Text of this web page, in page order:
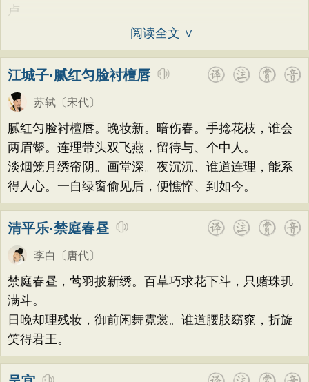
卢
阅读全文 ∨
江城子·腻红匀脸衬檀唇
苏轼 〔宋代〕
腻红匀脸衬檀唇。晚妆新。暗伤春。手捻花枝，谁会
两眉颦。连理带头双飞燕，留待与、个中人。
淡烟笼月绣帘阴。画堂深。夜沉沉、谁道连理，能系
得人心。一自绿窗偷见后，便憔悴、到如今。
清平乐·禁庭春昼
李白 〔唐代〕
禁庭春昼，莺羽披新绣。百草巧求花下斗，只赌珠玑
满斗。
日晚却理残妆，御前闲舞霓裳。谁道腰肢窈窕，折旋
笑得君王。